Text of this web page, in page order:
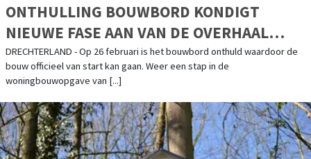
ONTHULLING BOUWBORD KONDIGT
NIEUWE FASE AAN VAN DE OVERHAAL
(VOORMALIG HEMMERBUURT 19A) IN HEM
DRECHTERLAND - Op 26 februari is het bouwbord onthuld waardoor de
bouw officieel van start kan gaan. Weer een stap in de
woningbouwopgave van [...]